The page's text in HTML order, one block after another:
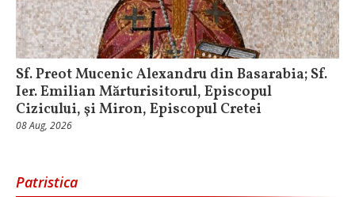
Sf. Preot Mucenic Alexandru din Basarabia; Sf.
Ier. Emilian Mărturisitorul, Episcopul
Cizicului, şi Miron, Episcopul Cretei
08 Aug, 2026
Patristica